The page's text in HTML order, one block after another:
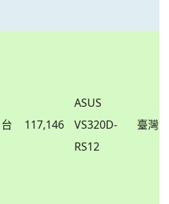
台 117,146
ASUS
VS320D-
RS12
臺灣